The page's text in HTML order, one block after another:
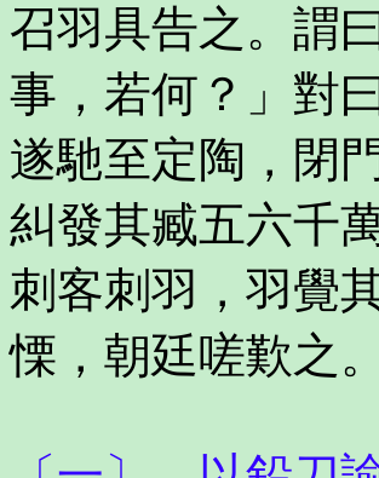
召羽具告之。謂
事，若何？」對
遂馳至定陶，閉
糾發其臧五六千
刺客刺羽，羽覺
慄，朝廷嗟歎之。